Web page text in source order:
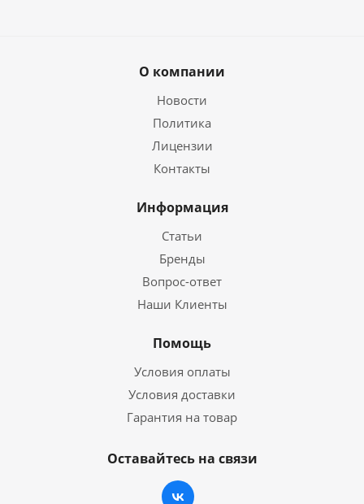
О компании
Новости
Политика
Лицензии
Контакты
Информация
Статьи
Бренды
Вопрос-ответ
Наши Клиенты
Помощь
Условия оплаты
Условия доставки
Гарантия на товар
Оставайтесь на связи